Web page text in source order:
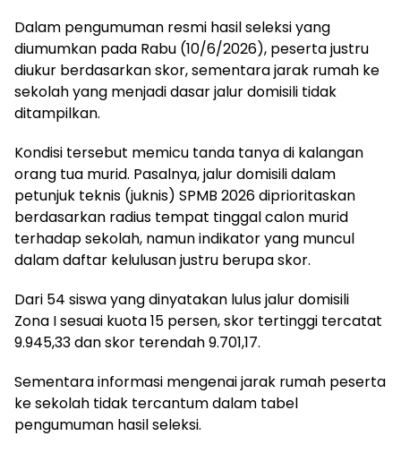
Dalam pengumuman resmi hasil seleksi yang
diumumkan pada Rabu (10/6/2026), peserta justru
diukur berdasarkan skor, sementara jarak rumah ke
sekolah yang menjadi dasar jalur domisili tidak
ditampilkan.
Kondisi tersebut memicu tanda tanya di kalangan
orang tua murid. Pasalnya, jalur domisili dalam
petunjuk teknis (juknis) SPMB 2026 diprioritaskan
berdasarkan radius tempat tinggal calon murid
terhadap sekolah, namun indikator yang muncul
dalam daftar kelulusan justru berupa skor.
Dari 54 siswa yang dinyatakan lulus jalur domisili
Zona I sesuai kuota 15 persen, skor tertinggi tercatat
9.945,33 dan skor terendah 9.701,17.
Sementara informasi mengenai jarak rumah peserta
ke sekolah tidak tercantum dalam tabel
pengumuman hasil seleksi.